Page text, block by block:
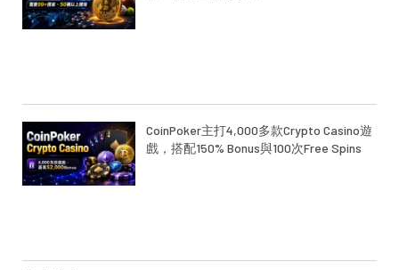
CoinPoker主打4,000多款Crypto Casino遊
戲，搭配150% Bonus與100次Free Spins